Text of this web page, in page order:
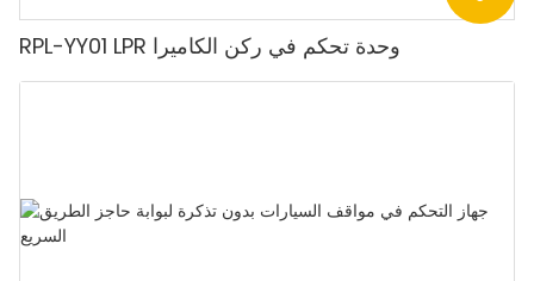
RPL-YY01 LPR وحدة تحكم في ركن الكاميرا